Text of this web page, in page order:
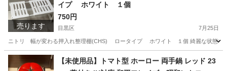
売ります
イプ ホワイト １個
750円
目黒区 7月25日
ニトリ 幅が変わる押入れ整理棚(CHS) ロータイプ ホワイト １個 綺麗な状態です
東京 目黒区 収納家具
【未使用品】トマト型 ホーロー 両手鍋 レッド 23